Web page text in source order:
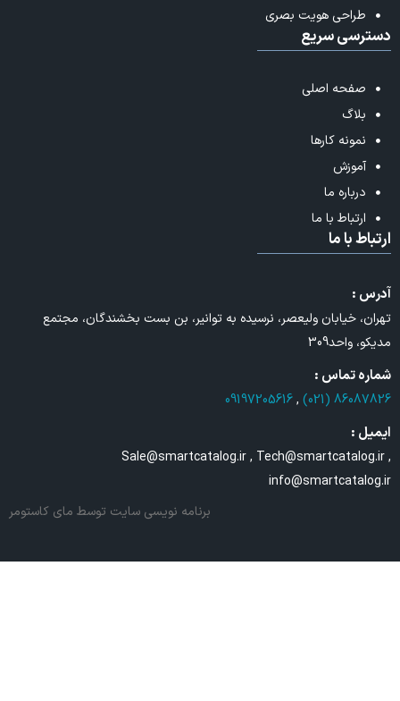
طراحی هویت بصری
دسترسی سریع
صفحه اصلی
بلاگ
نمونه کارها
آموزش
درباره ما
ارتباط با ما
ارتباط با ما
آدرس :
تهران، خیابان ولیعصر، نرسیده به توانیر، بن بست بخشندگان، مجتمع
مدیکو، واحد309
شماره تماس :
86087826 (021)
,
09197205616
ایمیل :
Sale@smartcatalog.ir , Tech@smartcatalog.ir ,
info@smartcatalog.ir
برنامه نویسی سایت توسط مای کاستومر